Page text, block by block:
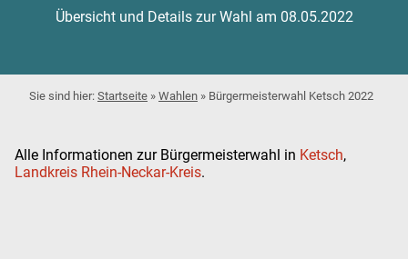
Übersicht und Details zur Wahl am 08.05.2022
Startseite » Wahlen » Bürgermeisterwahl Ketsch 2022
Alle Informationen zur Bürgermeisterwahl in Ketsch,
Landkreis Rhein-Neckar-Kreis.